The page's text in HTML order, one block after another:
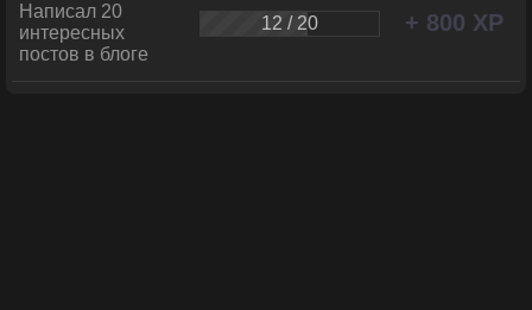
Написал 20
интересных
постов в блоге
12 / 20 + 800 XP